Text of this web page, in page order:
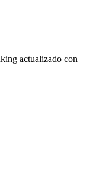
actualizado con